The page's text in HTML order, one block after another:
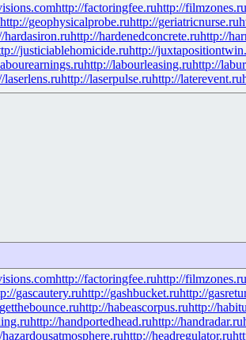
http://factoringfee.ruhttp://filmzones.ru
http://geophysicalprobe.ruhttp://geriatricnurse.ru
hardasiron.ruhttp://hardenedconcrete.ruhttp://
justiciablehomicide.ruhttp://
http://labourleasing.ruhttp://
laserlens.ruhttp://laserpulse.ruhttp://laterevent.ru
http://factoringfee.ruhttp://filmzones.ru
gascautery.ruhttp://gashbucket.ruhttp://
http://habeascorpus.ruhttp://
http://handportedhead.ruhttp://handradar.ru
http://headregulator.ru